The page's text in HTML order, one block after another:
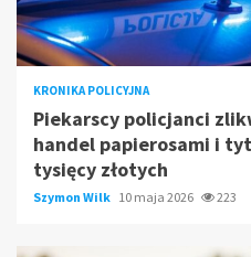
KRONIKA POLICYJNA
Piekarscy policjanci
handel papierosami i
tysięcy złotych
Szymon Wilk 10 maja 2026 223